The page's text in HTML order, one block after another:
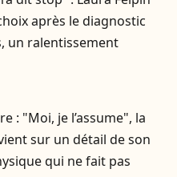
après le diagnostic
un ralentissement
: "Moi, je l’assume", la
sur un détail de son
qui ne fait pas